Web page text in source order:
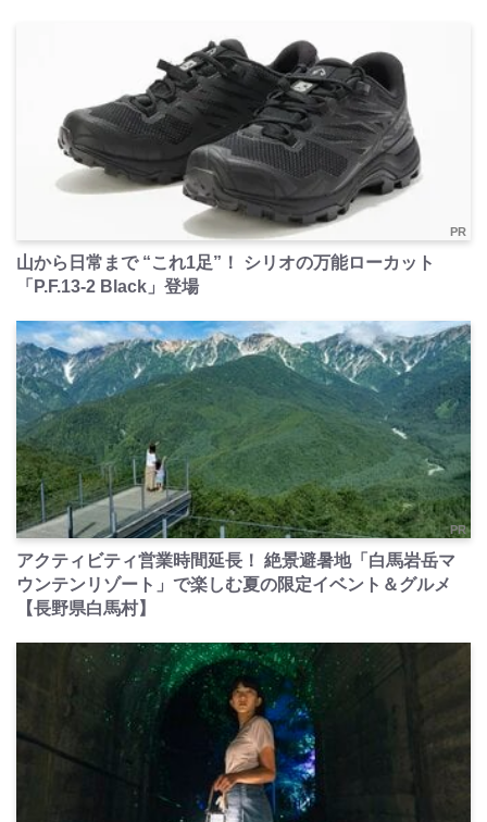
PR
山から日常まで “これ1足”！ シリオの万能ローカット
「P.F.13-2 Black」登場
PR
アクティビティ営業時間延長！ 絶景避暑地「白馬岩岳マ
ウンテンリゾート」で楽しむ夏の限定イベント＆グルメ
【長野県白馬村】